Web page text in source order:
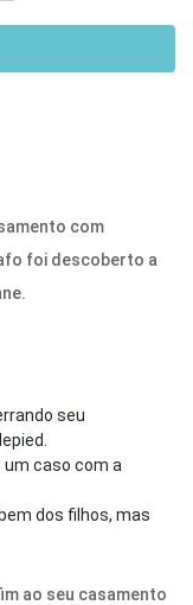
com
foi descoberto a
seu
um caso com a
dos filhos, mas
ao seu casamento